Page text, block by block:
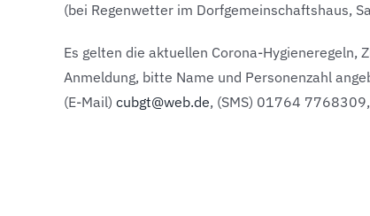
(bei Regenwetter im Dorfgemeinschaftshaus,
Es gelten die aktuellen Corona-Hygieneregeln,
Anmeldung, bitte Name und Personenzahl
(E-Mail) cubgt@web.de, (SMS) 01764